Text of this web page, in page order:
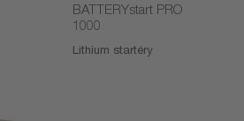
BATTERYstart PRO
1000
Lithium startéry